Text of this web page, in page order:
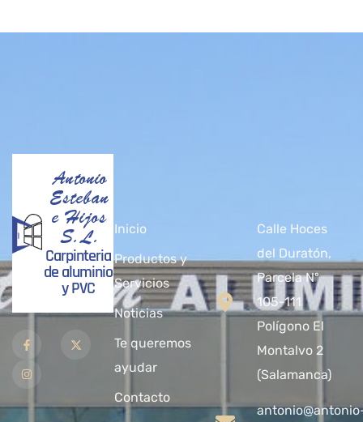
Antonio
Esteban
e Hijos
S.L.
Carpinteria
de aluminio
y PVC
Inicio
Productos y
Servicios
Noticias
Te queremos
ayudar
Contacto
Calle Hoces
del Duratón,
Parcela Nº
105-111
Polígono El
Montalvo 2
(Salamanca)